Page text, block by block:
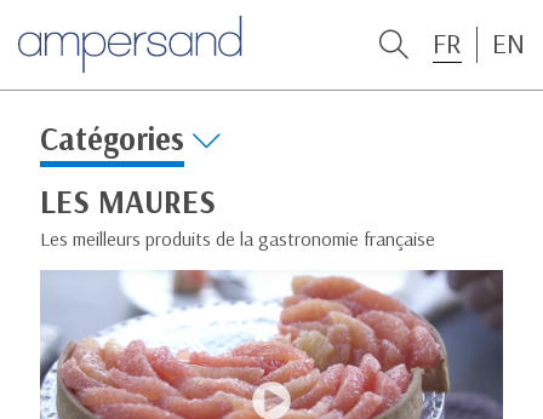
FR EN
Catégories
LES MAURES
Les meilleurs produits de la gastronomie française